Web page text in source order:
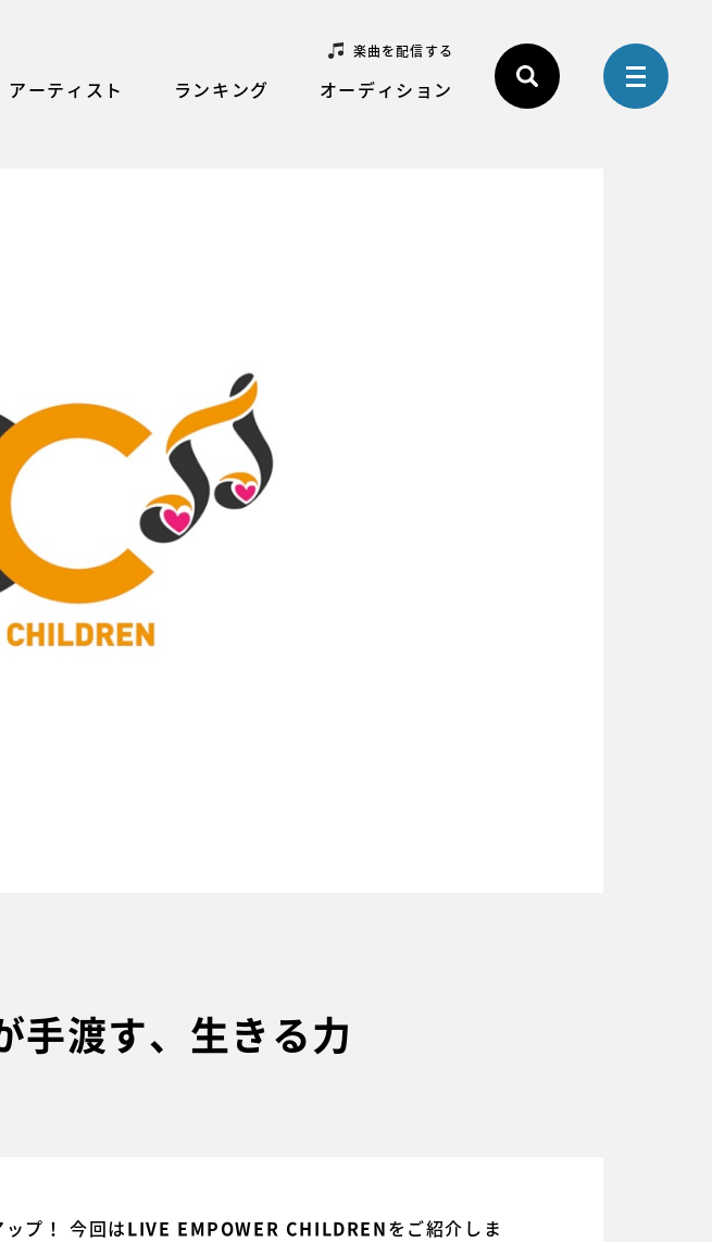
楽曲を配信する
アーティスト ランキング オーディション
手渡す、生きる力
プ！ 今回は LIVE EMPOWER CHILDREN をご紹介しま